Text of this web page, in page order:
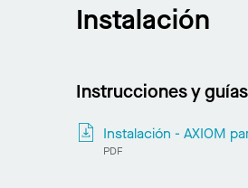
Instalación
Instrucciones y guías
Instalación - AXIOM
PDF